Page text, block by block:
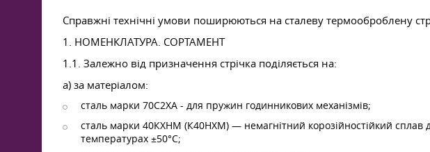
Справжні технічні умови поширюються на сталеву термооброблену
1. НОМЕНКЛАТУРА. СОРТАМЕНТ
1.1. Залежно від призначення стрічка поділяється на:
a) за матеріалом:
сталь марки 70С2ХА - для пружин годинникових механізмів;
сталь марки 40КХНМ (К40НХМ) — немагнітний корозійностійкий
температурах ±50°С;